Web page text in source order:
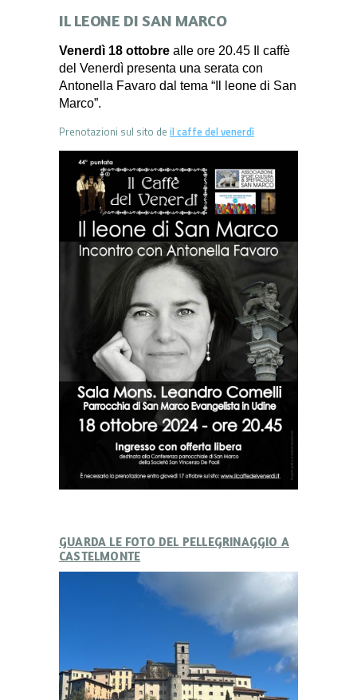
IL LEONE DI SAN MARCO
Venerdì 18 ottobre alle ore 20.45 Il caffè
del Venerdì presenta una serata con
Antonella Favaro dal tema “Il leone di San
Marco”.
Prenotazioni sul sito de il caffe del venerdì
GUARDA LE FOTO DEL PELLEGRINAGGIO A
CASTELMONTE